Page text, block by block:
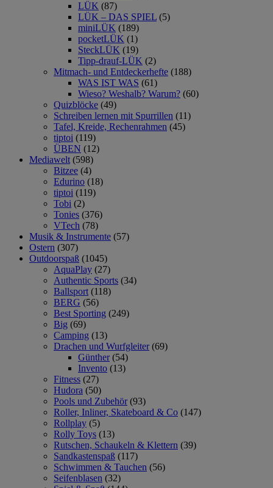
LÜK (87)
LÜK – DAS SPIEL (5)
miniLÜK (189)
pocketLÜK (1)
SteckLÜK (19)
Tipp-drauf-LÜK (2)
Mitmach- und Entdeckerhefte (188)
WAS IST WAS (61)
Wieso? Weshalb? Warum? (60)
Quizblöcke (49)
Schreiben lernen mit Spurrillen (11)
Tafel, Kreide, Rechenrahmen (45)
tiptoi (119)
ÜBEN (12)
Mediawelt (598)
Bitzee (4)
Edurino (18)
tiptoi (119)
Tobi (2)
Tonies (376)
VTech (78)
Musik & Instrumente (57)
Ostern (307)
Outdoorspaß (1045)
AquaPlay (27)
Authentic Sports (34)
Ballsport (118)
BERG (56)
Best Sporting (249)
Big (69)
Camping (13)
Drachen und Wurfgleiter (69)
Günther (54)
Invento (13)
Fitness (27)
Hudora (50)
Pools und Zubehör (93)
Roller, Inliner, Skateboard & Co (147)
Rollplay (5)
Rolly Toys (13)
Rutschen, Schaukeln & Klettern (39)
Sandkastenspaß (117)
Schwimmen & Tauchen (56)
Seifenblasen (32)